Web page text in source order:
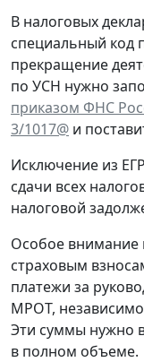
В налоговых
специальный код
прекращение
по УСН нужно
приказом ФНС
3/1017@ и
Исключение из
сдачи всех
налоговой
Особое внимание
страховым
платежи за
МРОТ,
Эти суммы нужно
в полном объеме.